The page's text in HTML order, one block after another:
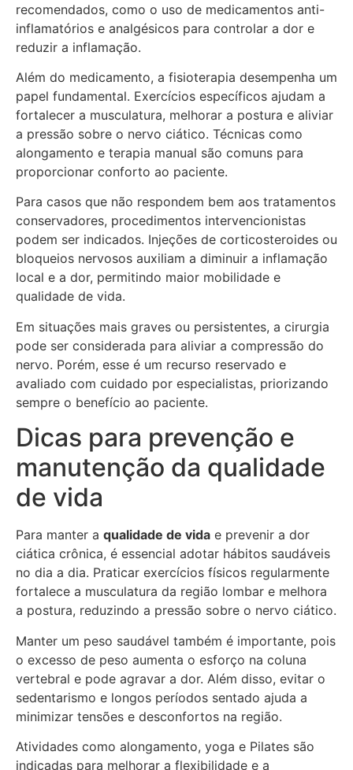
recomendados, como o uso de medicamentos anti-
inflamatórios e analgésicos para controlar a dor e
reduzir a inflamação.
Além do medicamento, a fisioterapia desempenha um
papel fundamental. Exercícios específicos ajudam a
fortalecer a musculatura, melhorar a postura e aliviar
a pressão sobre o nervo ciático. Técnicas como
alongamento e terapia manual são comuns para
proporcionar conforto ao paciente.
Para casos que não respondem bem aos tratamentos
conservadores, procedimentos intervencionistas
podem ser indicados. Injeções de corticosteroides ou
bloqueios nervosos auxiliam a diminuir a inflamação
local e a dor, permitindo maior mobilidade e
qualidade de vida.
Em situações mais graves ou persistentes, a cirurgia
pode ser considerada para aliviar a compressão do
nervo. Porém, esse é um recurso reservado e
avaliado com cuidado por especialistas, priorizando
sempre o benefício ao paciente.
Dicas para prevenção e
manutenção da qualidade
de vida
Para manter a qualidade de vida e prevenir a dor
ciática crônica, é essencial adotar hábitos saudáveis
no dia a dia. Praticar exercícios físicos regularmente
fortalece a musculatura da região lombar e melhora
a postura, reduzindo a pressão sobre o nervo ciático.
Manter um peso saudável também é importante, pois
o excesso de peso aumenta o esforço na coluna
vertebral e pode agravar a dor. Além disso, evitar o
sedentarismo e longos períodos sentado ajuda a
minimizar tensões e desconfortos na região.
Atividades como alongamento, yoga e Pilates são
indicadas para melhorar a flexibilidade e a